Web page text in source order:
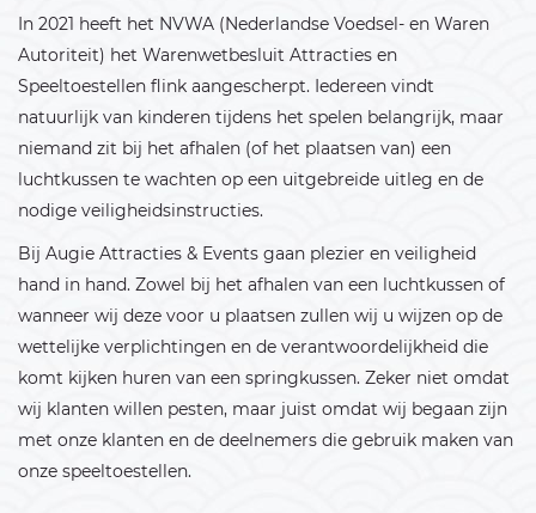
In 2021 heeft het NVWA (Nederlandse Voedsel- en Waren
Autoriteit) het Warenwetbesluit Attracties en
Speeltoestellen flink aangescherpt. Iedereen vindt
natuurlijk van kinderen tijdens het spelen belangrijk, maar
niemand zit bij het afhalen (of het plaatsen van) een
luchtkussen te wachten op een uitgebreide uitleg en de
nodige veiligheidsinstructies.
Bij Augie Attracties & Events gaan plezier en veiligheid
hand in hand. Zowel bij het afhalen van een luchtkussen of
wanneer wij deze voor u plaatsen zullen wij u wijzen op de
wettelijke verplichtingen en de verantwoordelijkheid die
komt kijken huren van een springkussen. Zeker niet omdat
wij klanten willen pesten, maar juist omdat wij begaan zijn
met onze klanten en de deelnemers die gebruik maken van
onze speeltoestellen.